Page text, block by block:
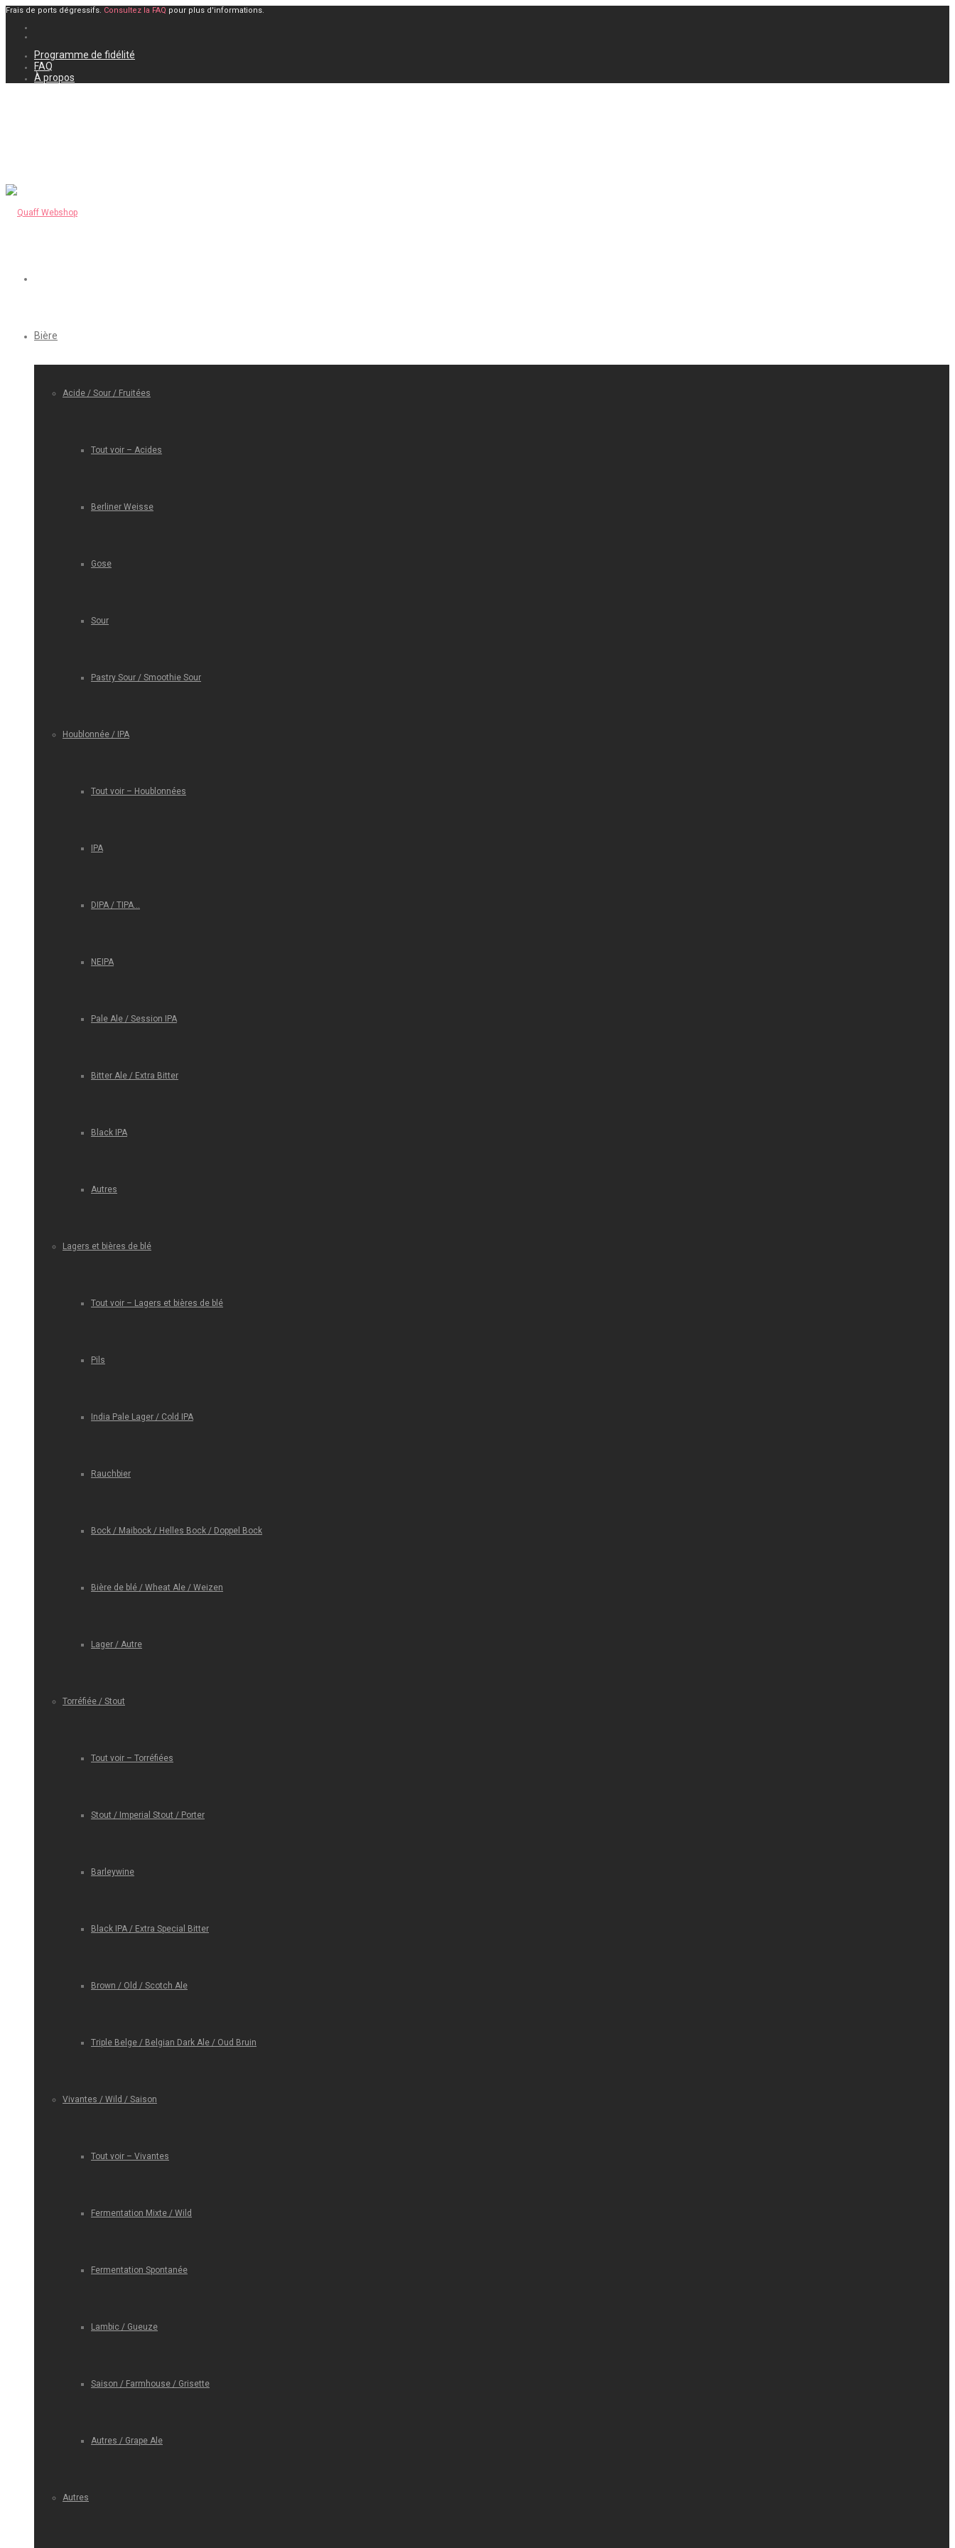
Frais de ports dégressifs. Consultez la FAQ pour plus d'informations.
Programme de fidélité
FAQ
À propos
Bière
Acide / Sour / Fruitées
Tout voir – Acides
Berliner Weisse
Gose
Sour
Pastry Sour / Smoothie Sour
Houblonnée / IPA
Tout voir – Houblonnées
IPA
DIPA / TIPA…
NEIPA
Pale Ale / Session IPA
Bitter Ale / Extra Bitter
Black IPA
Autres
Lagers et bières de blé
Tout voir – Lagers et bières de blé
Pils
India Pale Lager / Cold IPA
Rauchbier
Bock / Maibock / Helles Bock / Doppel Bock
Bière de blé / Wheat Ale / Weizen
Lager / Autre
Torréfiée / Stout
Tout voir – Torréfiées
Stout / Imperial Stout / Porter
Barleywine
Black IPA / Extra Special Bitter
Brown / Old / Scotch Ale
Triple Belge / Belgian Dark Ale / Oud Bruin
Vivantes / Wild / Saison
Tout voir – Vivantes
Fermentation Mixte / Wild
Fermentation Spontanée
Lambic / Gueuze
Saison / Farmhouse / Grisette
Autres / Grape Ale
Autres